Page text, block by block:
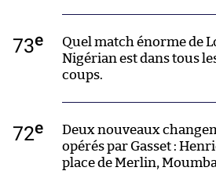
73e
Quel match énorme de
Nigérian est dans tous
coups.
72e
Deux nouveaux
opérés par Gasset :
place de Merlin,